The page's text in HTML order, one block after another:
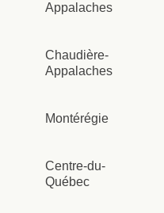
Appalaches
Chaudière-
Appalaches
Montérégie
Centre-du-
Québec